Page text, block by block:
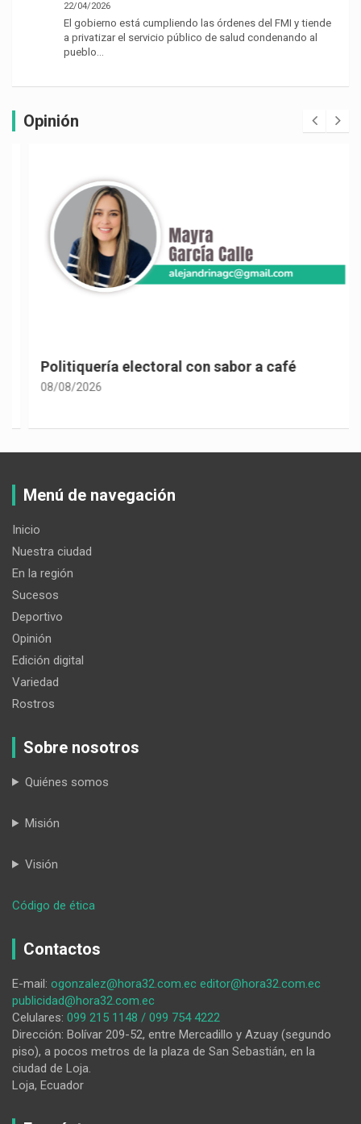
22/04/2026
El gobierno está cumpliendo las órdenes del FMI y tiende
a privatizar el servicio público de salud condenando al
pueblo…
Opinión
Politiquería electoral con sabor a café
08/08/2026
Menú de navegación
Inicio
Nuestra ciudad
En la región
Sucesos
Deportivo
Opinión
Edición digital
Variedad
Rostros
Sobre nosotros
Quiénes somos
Misión
Visión
Código de ética
la
Contactos
E-mail: ogonzalez@hora32.com.ec editor@hora32.com.ec
publicidad@hora32.com.ec
Celulares: 099 215 1148 / 099 754 4222
Dirección: Bolívar 209-52, entre Mercadillo y Azuay (segundo
piso), a pocos metros de la plaza de San Sebastián, en la
ciudad de Loja.
Loja, Ecuador